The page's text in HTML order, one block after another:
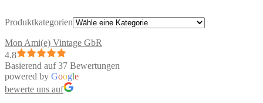
Produktkategorien
Mon Ami(e) Vintage GbR
4.8
Basierend auf 37 Bewertungen
powered by Google
bewerte uns auf